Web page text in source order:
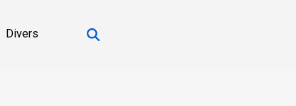
Divers